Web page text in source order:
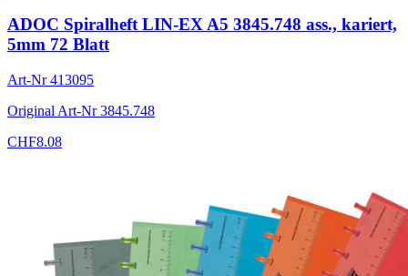
ADOC Spiralheft LIN-EX A5 3845.748 ass., kariert,
5mm 72 Blatt
Art-Nr413095
Original Art-Nr3845.748
CHF8.08